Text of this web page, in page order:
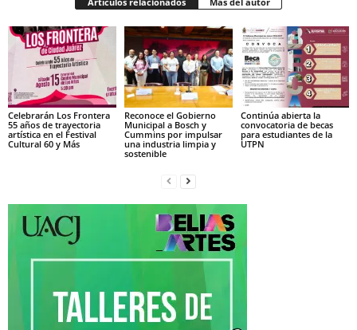
Celebrarán Los Frontera
55 años de trayectoria
artística en el Festival
Cultural 60 y Más
Reconoce el Gobierno
Municipal a Bosch y
Cummins por impulsar
una industria limpia y
sostenible
Continúa abierta la
convocatoria de becas
para estudiantes de la
UTPN